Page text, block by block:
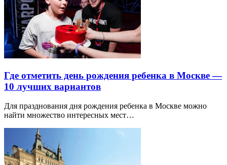
Где отметить день рождения ребенка в Москве —
10 лучших вариантов
Для празднования дня рождения ребенка в Москве можно
найти множество интересных мест…